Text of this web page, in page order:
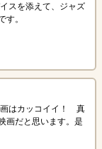
スを添えて、ジャズ
。
画はカッコイイ！ 真
画だと思います。是